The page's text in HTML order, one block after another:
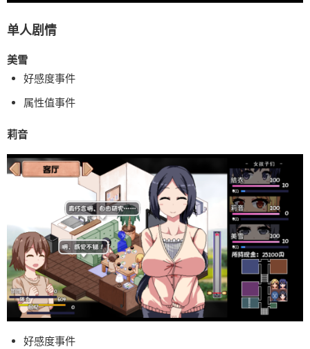
单人剧情
美雪
好感度事件
属性值事件
莉音
好感度事件